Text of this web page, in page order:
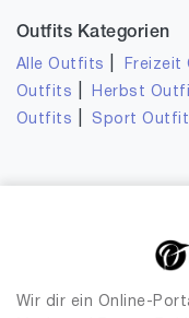
Outfits Kategorien
Alle Outfits Freizeit
Outfits
Herbst
Outfits
Sport
Wir dir ein Online-